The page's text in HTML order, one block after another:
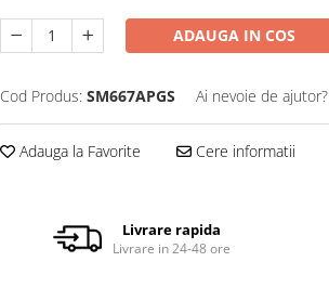
ADAUGA IN COS
Cod Produs: SM667APGS Ai nevoie de ajutor?
Adauga la Favorite Cere informatii
Livrare rapida
Livrare in 24-48 ore